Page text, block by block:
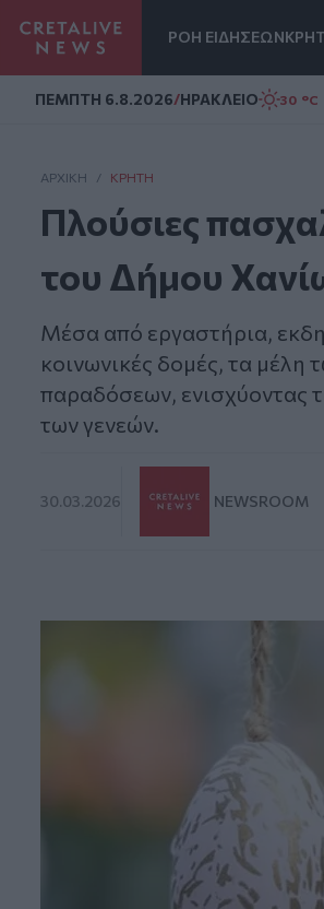
ΡΟΗ ΕΙΔΗΣΕΩΝ
ΠΕΜΠΤΗ 6.8.2026/ΗΡΑΚΛΕΙΟ 30 °C
ΑΡΧΙΚΗ / ΚΡΉΤΗ
Πλούσιες
του Δήμου
Μέσα από εργαστήρια,
κοινωνικές δομές, τα
παραδόσεων, ενισχύοντας
των γενεών.
30.03.2026 NEWSROOM